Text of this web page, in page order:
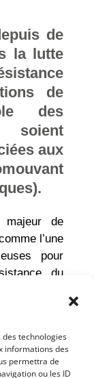
technologies
informations des
permettra de
ou les ID
de
la lutte
de
des
soient
aux
majeur de
l’une
pour
du
assure
par
ainsi du
des